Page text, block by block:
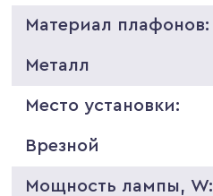
Материал плафонов:
Металл
Место установки:
Врезной
Мощность лампы, W: